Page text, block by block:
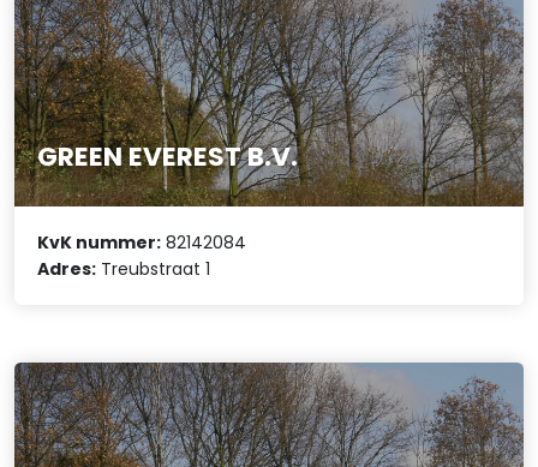
GREEN EVEREST B.V.
KvK nummer: 82142084
Adres: Treubstraat 1